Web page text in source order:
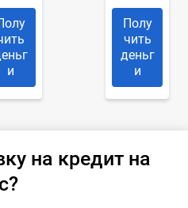
и
Полу
чить
деньг
и
на кредит на